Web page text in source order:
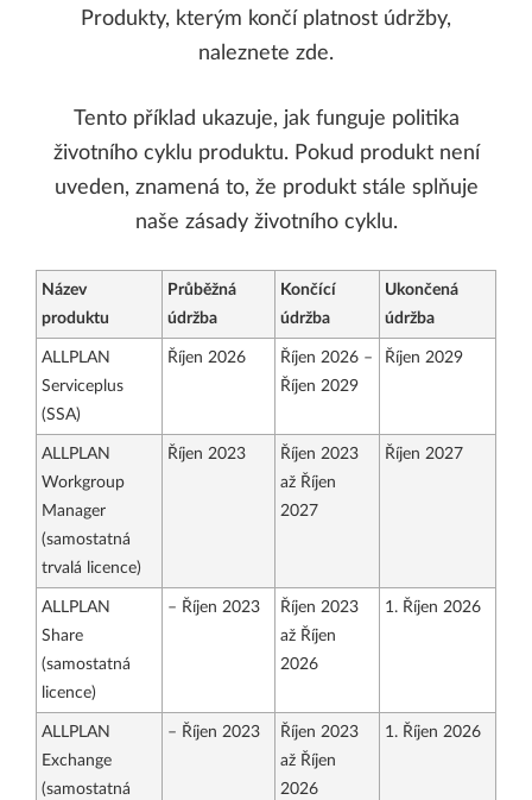
Produkty, kterým končí platnost údržby,
naleznete zde.
Tento příklad ukazuje, jak funguje politika
životního cyklu produktu. Pokud produkt není
uveden, znamená to, že produkt stále splňuje
naše zásady životního cyklu.
Název
produktu
Průběžná
údržba
Končící
údržba
Ukončená
údržba
ALLPLAN
Serviceplus
(SSA)
Říjen 2026
Říjen 2026 –
Říjen 2029
Říjen 2029
ALLPLAN
Workgroup
Manager
(samostatná
trvalá licence)
Říjen 2023
Říjen 2023
až Říjen
2027
Říjen 2027
ALLPLAN
Share
(samostatná
licence)
– Říjen 2023
Říjen 2023
až Říjen
2026
1. Říjen 2026
ALLPLAN
Exchange
(samostatná
– Říjen 2023
Říjen 2023
až Říjen
2026
1. Říjen 2026